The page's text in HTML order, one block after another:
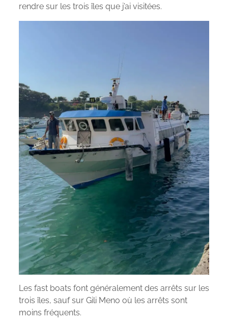
rendre sur les trois îles que j’ai visitées.
Les fast boats font généralement des arrêts sur les
trois îles, sauf sur Gili Meno où les arrêts sont
moins fréquents.